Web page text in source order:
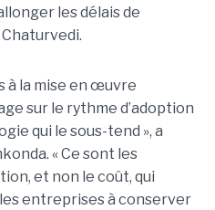
les délais de
à la mise en œuvre
sur le rythme d’adoption
qui le sous-tend », a
« Ce sont les
et non le coût, qui
entreprises à conserver